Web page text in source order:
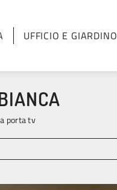
UFFICIO E GIARDINO
porta tv